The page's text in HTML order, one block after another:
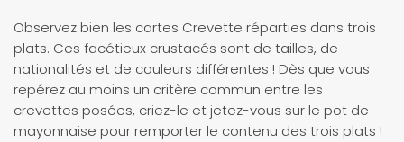
Observez bien les cartes Crevette réparties dans trois
plats. Ces facétieux crustacés sont de tailles, de
nationalités et de couleurs différentes ! Dès que vous
repérez au moins un critère commun entre les
crevettes posées, criez-le et jetez-vous sur le pot de
mayonnaise pour remporter le contenu des trois plats !